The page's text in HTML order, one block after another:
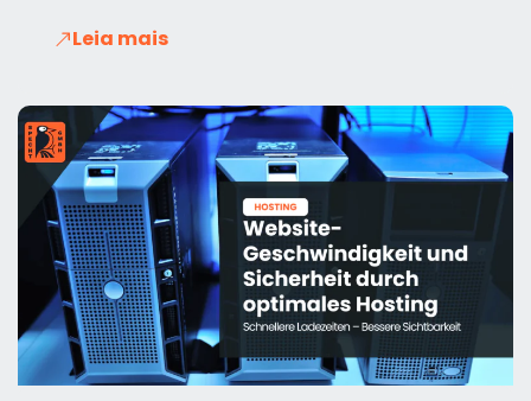
Leia mais